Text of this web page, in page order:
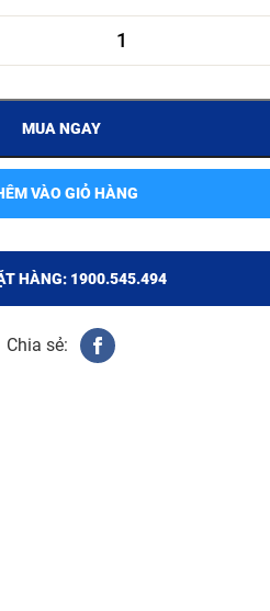
MUA NGAY
VÀO GIỎ HÀNG
HÀNG: 1900.545.494
Chia sẻ: